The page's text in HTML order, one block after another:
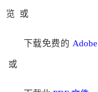
览 或
下载免费的
或